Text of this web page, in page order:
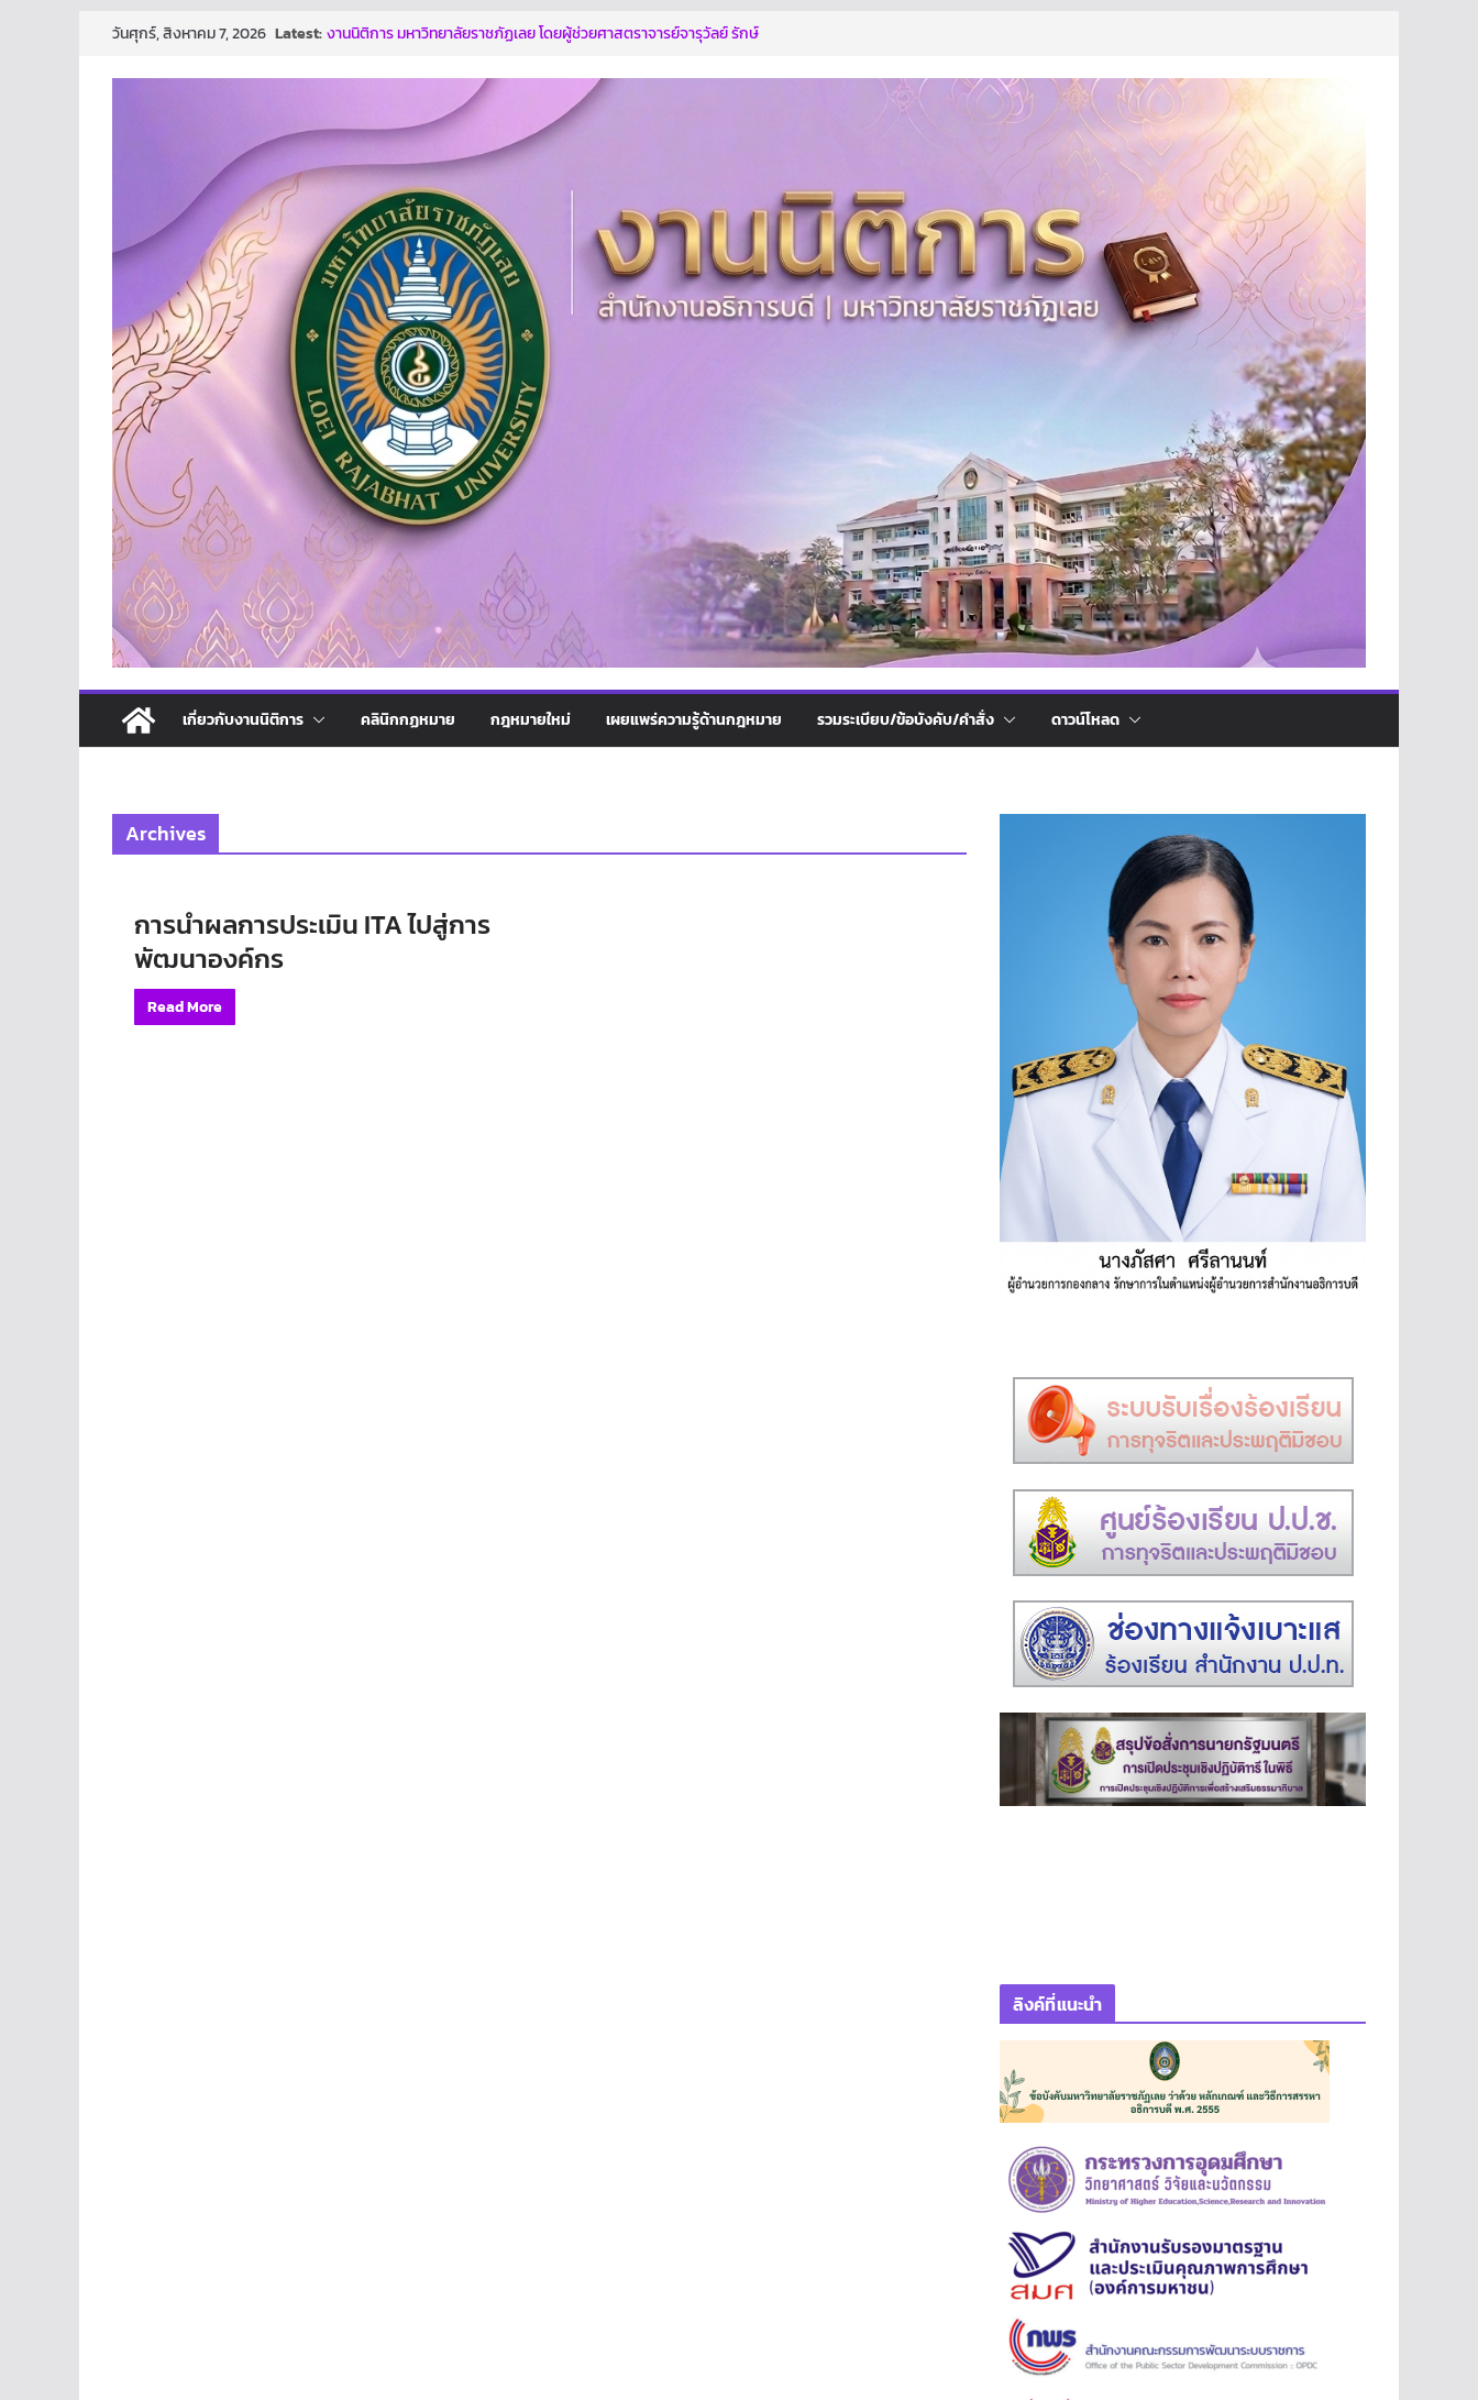
content
วันศุกร์, สิงหาคม 7, 2026 Latest:งานนิติการ มหาวิทยาลัยราชภัฏเลย โดยผู้ช่วยศาสตราจารย์จารุวัลย์ รักษ์
ผลการประกวดผลงาน/นวัตกรรม
ก้าวสู่การเป็นองค์กรปลอดทุจริตด้วยกัน
นี้ คงมีส่วนช่วยให้ทุกท่านตระหนักถึงการกระทำที่ส่อไปในทางทุจริต รู้เท่า
ทันเจตนา เเละหยุดการกระทำที่ทุจริต
โครงการเสริมสร้างธรรมาภิบาลสู่การเป็นองค์กรปลอดการทุจริต” ประจำ
ปีงบประมาณ พ.ศ. 2569
งานนิติการ สำนักงานอธิการบดี มหาวิทยาลัยราชภัฏเลย เข้าร่วมการฝึก
อบรม เรื่อง หลักเกณฑ์การประเมินคุณธรรมและความโปร่งใส (Integrity
and Transparency Assessment : ITA)
ม.ราชภัฏเลย ประกาศนโยบายไม่ให้ไม่รับ NO GIF POLICY 2569
เกี่ยวกับงานนิติการ คลินิกกฏหมาย กฎหมายใหม่ เผยแพร่ความรู้ด้านกฎหมาย รวมระเบียบ/ข้อบังคับ/คำสั่ง ดาวน์โหลด
Archives
การนำผลการประเมิน ITA ไปสู่การ
พัฒนาองค์กร
Read More
ลิงค์ที่แนะนำ